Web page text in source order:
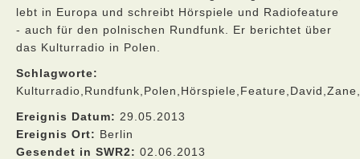
lebt in Europa und schreibt Hörspiele und Radiofeature
- auch für den polnischen Rundfunk. Er berichtet über
das Kulturradio in Polen.
Schlagworte:
Ereignis Datum: 29.05.2013
Ereignis Ort: Berlin
Gesendet in SWR2: 02.06.2013